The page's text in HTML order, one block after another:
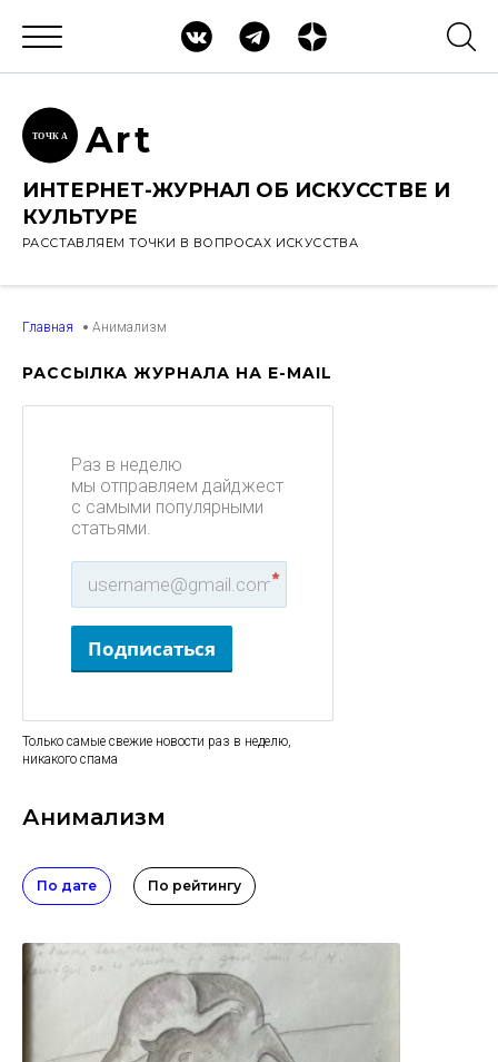
ТОЧК А Art
ИНТЕРНЕТ-ЖУРНАЛ ОБ ИСКУССТВЕ И
КУЛЬТУРЕ
РАССТАВЛЯЕМ ТОЧКИ В ВОПРОСАХ ИСКУССТВА
Главная Анимализм
РАССЫЛКА ЖУРНАЛА НА E-MAIL
Раз в неделю
мы отправляем дайджест
с самыми популярными
статьями.
*
Подписаться
Только самые свежие новости раз в неделю,
никакого спама
Анимализм
По дате По рейтингу